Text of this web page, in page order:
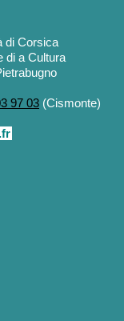
di Corsica
di a Cultura
97 03 (Cismonte)